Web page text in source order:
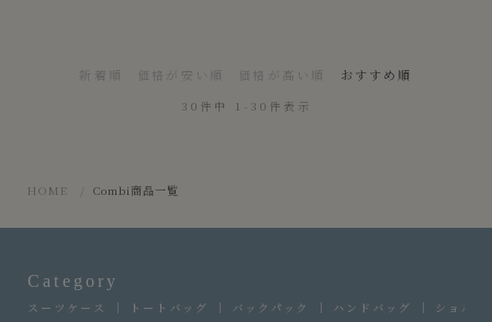
新着順 価格が安い順 価格が高い順 おすすめ順
30 件中 1 30 件表示
HOME Combi商品一覧
Category
スーツケース トートバッグ バックパック ハンドバッグ ショル